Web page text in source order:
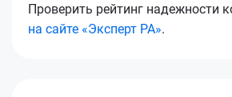
Проверить рейтинг надежности
на сайте «Эксперт РА».